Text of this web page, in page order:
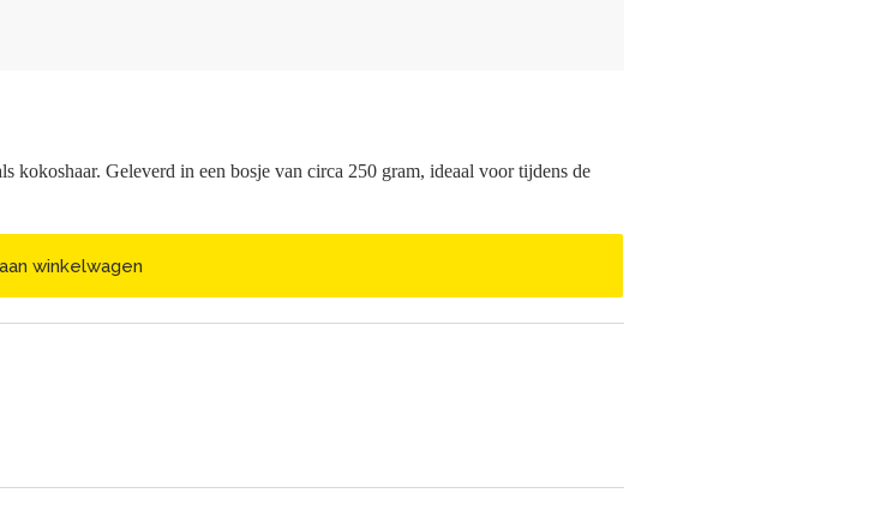
Geleverd in een bosje van circa 250 gram, ideaal voor tijdens de
winkelwagen